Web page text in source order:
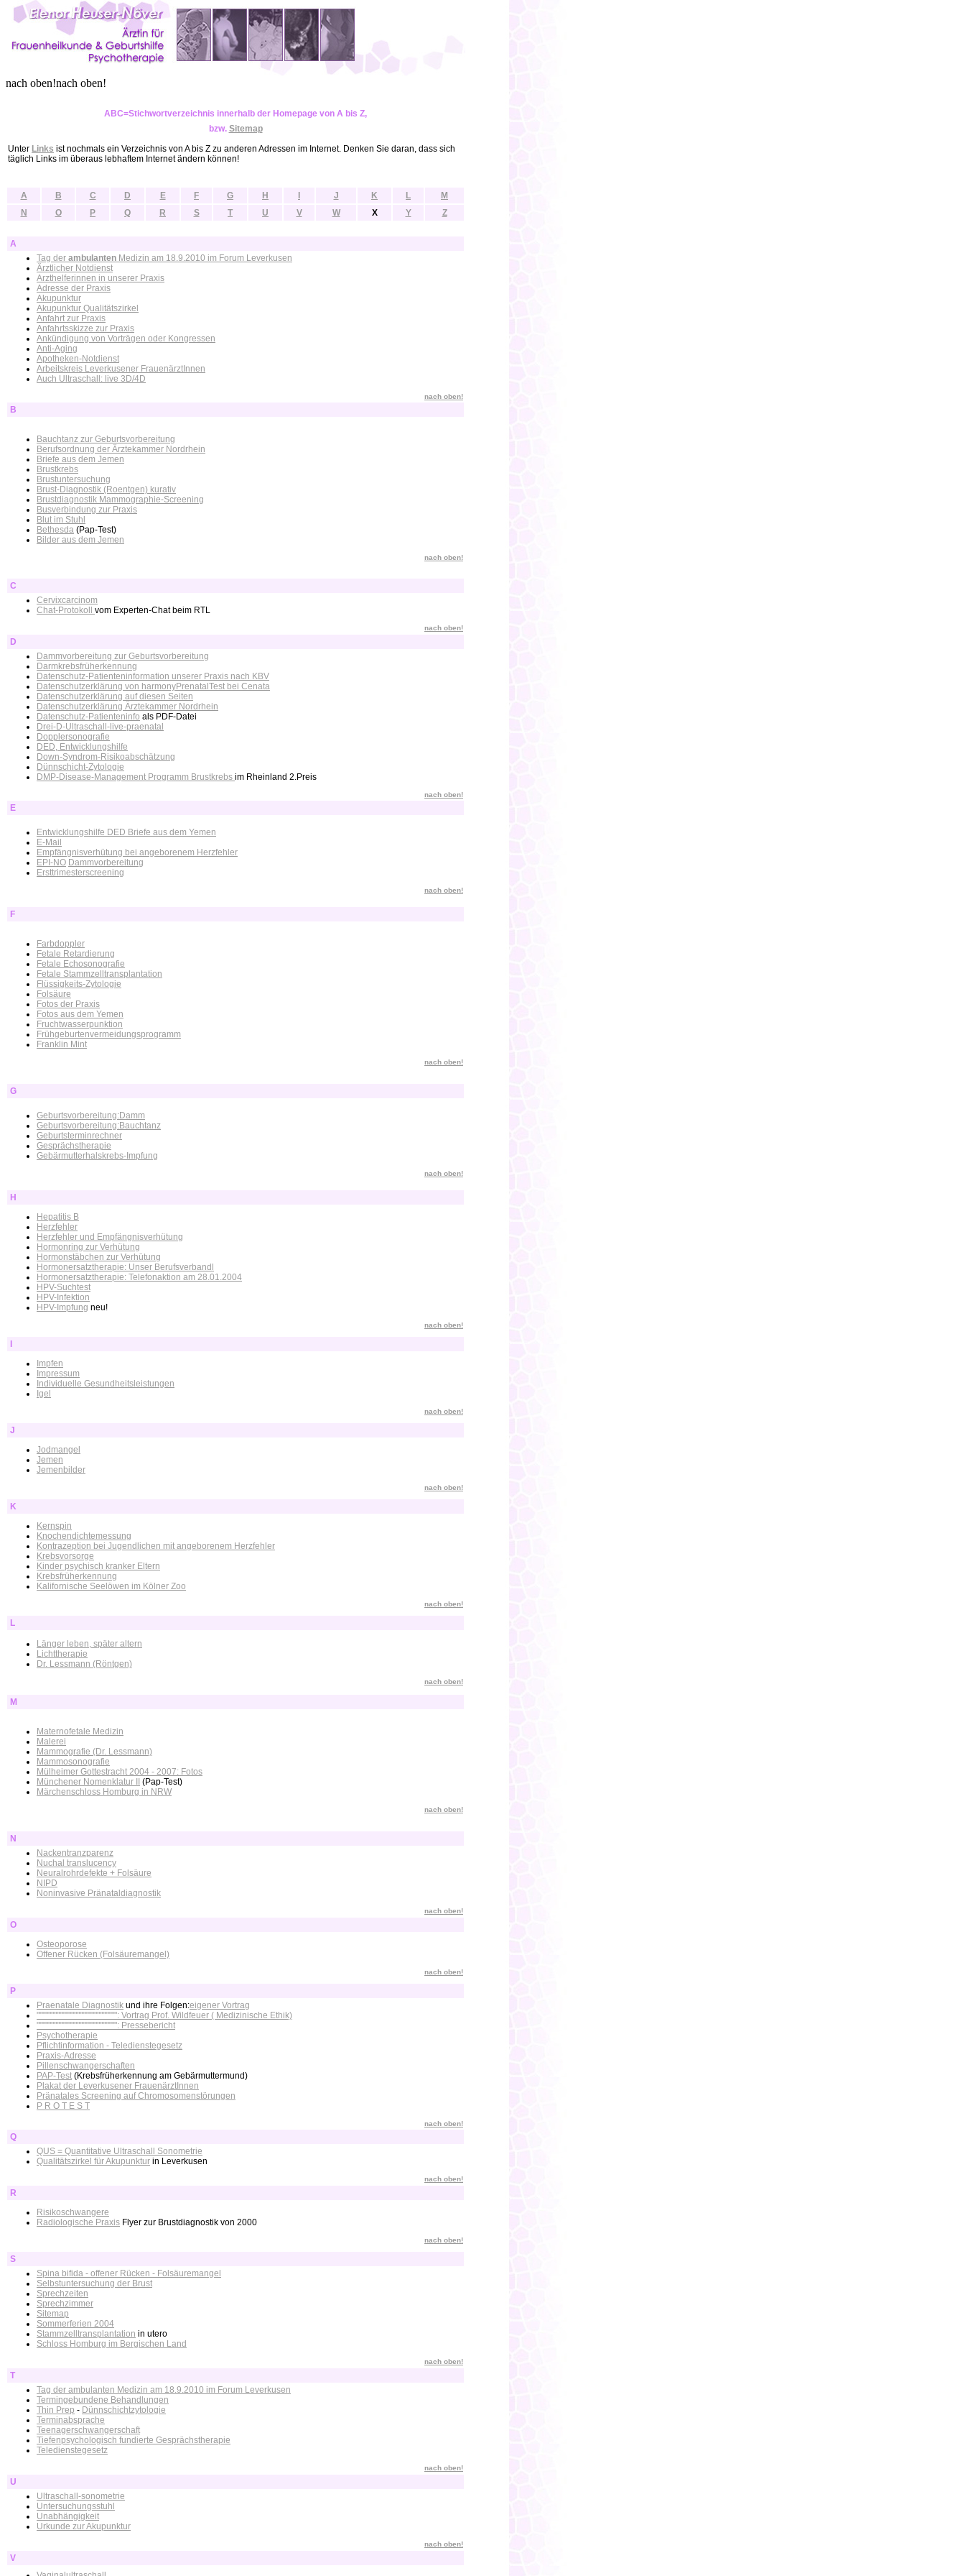
nach oben!nach oben!
ABC=Stichwortverzeichnis innerhalb der Homepage von A bis Z,
bzw. Sitemap
Unter Links ist nochmals ein Verzeichnis von A bis Z zu anderen Adressen im Internet. Denken Sie daran, dass sich
täglich Links im überaus lebhaftem Internet ändern können!
A B C D E F G H J K L
M
N
O P Q R S T U V W X Y Z
A
Tag der ambulanten Medizin am 18.9.2010 im Forum Leverkusen
Ärztlicher Notdienst
Arzthelferinnen in unserer Praxis
Adresse der Praxis
Akupunktur
Akupunktur Qualitätszirkel
Anfahrt zur Praxis
Anfahrtsskizze zur Praxis
Ankündigung von Vorträgen oder Kongressen
Anti-Aging
Apotheken-Notdienst
Arbeitskreis Leverkusener FrauenärztInnen
Auch Ultraschall: live 3D/4D
nach oben!
B
Bauchtanz zur Geburtsvorbereitung
Berufsordnung der Ärztekammer Nordrhein
Briefe aus dem Jemen
Brustkrebs
Brustuntersuchung
Brust-Diagnostik (Roentgen) kurativ
Brustdiagnostik Mammographie-Screening
Busverbindung zur Praxis
Blut im Stuhl
Bethesda (Pap-Test)
Bilder aus dem Jemen
nach oben!
C
Cervixcarcinom
Chat-Protokoll vom Experten-Chat beim RTL
nach oben!
D
Dammvorbereitung zur Geburtsvorbereitung
Darmkrebsfrüherkennung
Datenschutz-Patienteninformation unserer Praxis nach KBV
Datenschutzerklärung von harmonyPrenatalTest bei Cenata
Datenschutzerklärung auf diesen Seiten
Datenschutzerklärung Ärztekammer Nordrhein
Datenschutz-Patienteninfo als PDF-Datei
Drei-D-Ultraschall-live-praenatal
Dopplersonografie
DED, Entwicklungshilfe
Down-Syndrom-Risikoabschätzung
Dünnschicht-Zytologie
DMP-Disease-Management Programm Brustkrebs im Rheinland 2.Preis
nach oben!
E
Entwicklungshilfe DED Briefe aus dem Yemen
E-Mail
Empfängnisverhütung bei angeborenem Herzfehler
EPI-NO Dammvorbereitung
Ersttrimesterscreening
nach oben!
F
Farbdoppler
Fetale Retardierung
Fetale Echosonografie
Fetale Stammzelltransplantation
Flüssigkeits-Zytologie
Folsäure
Fotos der Praxis
Fotos aus dem Yemen
Fruchtwasserpunktion
Frühgeburtenvermeidungsprogramm
Franklin Mint
nach oben!
G
Geburtsvorbereitung:Damm
Geburtsvorbereitung:Bauchtanz
Geburtsterminrechner
Gesprächstherapie
Gebärmutterhalskrebs-Impfung
nach oben!
H
Hepatitis B
Herzfehler
Herzfehler und Empfängnisverhütung
Hormonring zur Verhütung
Hormonstäbchen zur Verhütung
Hormonersatztherapie: Unser Berufsverbandl
Hormonersatztherapie: Telefonaktion am 28.01.2004
HPV-Suchtest
HPV-Infektion
HPV-Impfung neu!
nach oben!
Impfen
Impressum
Individuelle Gesundheitsleistungen
Igel
nach oben!
J
Jodmangel
Jemen
Jemenbilder
nach oben!
K
Kernspin
Knochendichtemessung
Kontrazeption bei Jugendlichen mit angeborenem Herzfehler
Krebsvorsorge
Kinder psychisch kranker Eltern
Krebsfrüherkennung
Kalifornische Seelöwen im Kölner Zoo
nach oben!
L
Länger leben, später altern
Lichttherapie
Dr. Lessmann (Röntgen)
nach oben!
M
Maternofetale Medizin
Malerei
Mammografie (Dr. Lessmann)
Mammosonografie
Mülheimer Gottestracht 2004 - 2007: Fotos
Münchener Nomenklatur II
(Pap-Test)
Märchenschloss Homburg in NRW
nach oben!
N
Nackentranzparenz
Nuchal translucency
Neuralrohrdefekte + Folsäure
NIPD
Noninvasive Pränataldiagnostik
nach oben!
O
Osteoporose
Offener Rücken (Folsäuremangel)
nach oben!
P
Praenatale Diagnostik und ihre Folgen:eigener Vortrag
"""""""""""""""""""""""""""": Vortrag Prof. Wildfeuer ( Medizinische Ethik)
"""""""""""""""""""""""""""": Pressebericht
Psychotherapie
Pflichtinformation - Teledienstegesetz
Praxis-Adresse
Pillenschwangerschaften
PAP-Test (Krebsfrüherkennung am Gebärmuttermund)
Plakat der Leverkusener FrauenärztInnen
Pränatales Screening auf Chromosomenstörungen
P R O T E S T
nach oben!
Q
QUS = Quantitative Ultraschall Sonometrie
Qualitätszirkel für Akupunktur in Leverkusen
nach oben!
R
Risikoschwangere
Radiologische Praxis Flyer zur Brustdiagnostik von 2000
nach oben!
S
Spina bifida - offener Rücken - Folsäuremangel
Selbstuntersuchung der Brust
Sprechzeiten
Sprechzimmer
Sitemap
Sommerferien 2004
Stammzelltransplantation in utero
Schloss Homburg im Bergischen Land
nach oben!
T
Tag der ambulanten Medizin am 18.9.2010 im Forum Leverkusen
Termingebundene Behandlungen
Thin Prep - Dünnschichtzytologie
Terminabsprache
Teenagerschwangerschaft
Tiefenpsychologisch fundierte Gesprächstherapie
Teledienstegesetz
nach oben!
U
Ultraschall-sonometrie
Untersuchungsstuhl
Unabhängigkeit
Urkunde zur Akupunktur
nach oben!
V